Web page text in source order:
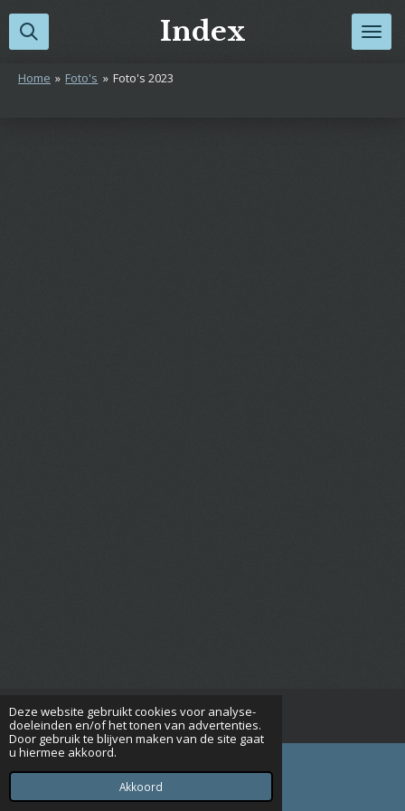
Deze website gebruikt cookies voor analyse-
doeleinden en/of het tonen van advertenties.
Door gebruik te blijven maken van de site gaat
u hiermee akkoord.
Akkoord
Ga
direct
de
Index
Home » Foto's » Foto's 2023
© 2015 - 2026 Seniorenverenigingrijsbergen.nl